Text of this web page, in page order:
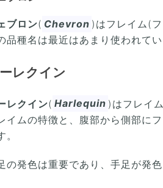
ブロン( Chevron )はフレイム(
品種名は最近はあまり使われて
レクイン
レクイン( Harlequin )はフレイ
イムの特徴と、腹部から側部に
。
の発色は重要であり、手足が発